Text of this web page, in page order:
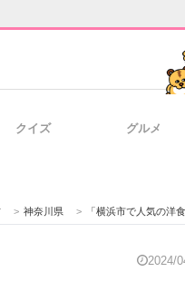
クイズ グルメ
> 神奈川県 > 「横浜市で人気の洋食」ラン
2024/